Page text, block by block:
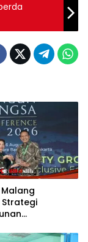
Indonesia